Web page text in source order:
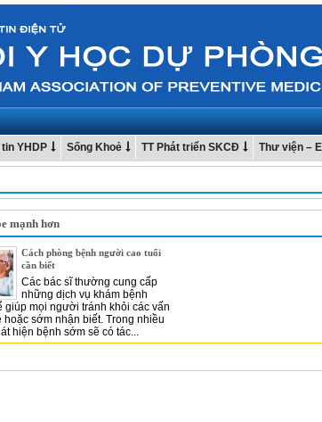
YHDP Sống Khoẻ TT Phát triển SKCĐ Thư viện –
mạnh hơn
Cách phòng bệnh người cao tuổi
cần biết
Các bác sĩ thường cung cấp
những dịch vụ khám bệnh
giúp mọi người tránh khỏi các vấn
hoặc sớm nhận biết. Trong nhiều
hiện bệnh sớm sẽ có tác...